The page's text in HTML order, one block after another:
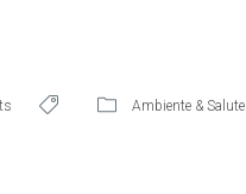
Ambiente & Salute